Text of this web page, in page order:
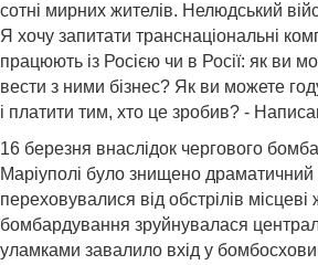
сотні мирних жителів. Нелюдський
Я хочу запитати транснаціональні
працюють із Росією чи в Росії: як ви
вести з ними бізнес? Як ви можете
і платити тим, хто це зробив? -
16 березня внаслідок чергового
Маріуполі було знищено драматичний
переховувалися від обстрілів місцеві
бомбардування зруйнувалася
уламками завалило вхід у